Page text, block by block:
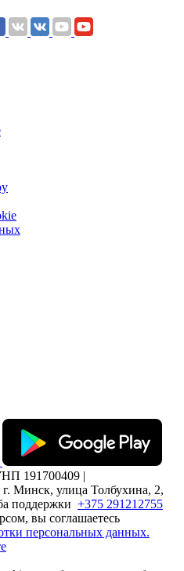
191700409 |
г. Минск, улица Толбухина, 2,
поддержки +375 291212755
вы соглашаетесь
персональных данных.